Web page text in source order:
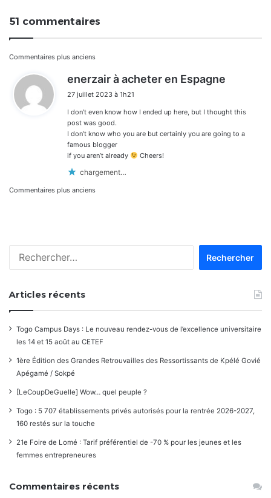
51 commentaires
Navigation
dans
les
commentaires
Commentaires plus anciens
enerzair à acheter en Espagne
27 juillet 2023 à 1h21
I don’t even know how I ended up here, but I thought this
post was good.
I don’t know who you are but certainly you are going to a
famous blogger
if you aren’t already
Cheers!
chargement…
Navigation
commentaires
Commentaires plus anciens
Articles récents
Togo Campus Days : Le nouveau rendez-vous de l’excellence universitaire
les 14 et 15 août au CETEF
1ère Édition des Grandes Retrouvailles des Ressortissants de Kpélé Govié
Apégamé / Sokpé
[LeCoupDeGuelle] Wow… quel peuple ?
Togo : 5 707 établissements privés autorisés pour la rentrée 2026-2027,
160 restés sur la touche
21e Foire de Lomé : Tarif préférentiel de -70 % pour les jeunes et les
femmes entrepreneures
Commentaires récents